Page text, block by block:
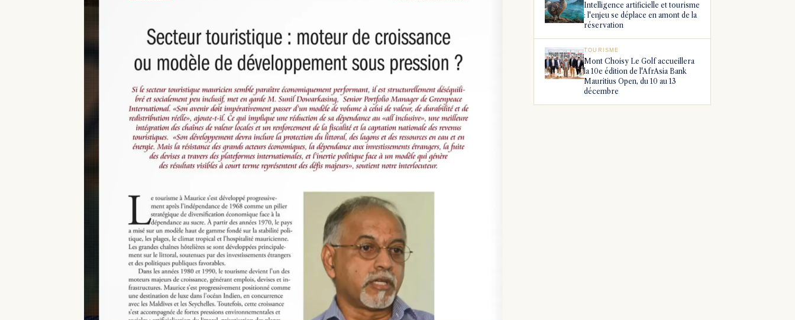
Intelligence artificielle et tourisme
: l'enjeu se déplace en amont de la
réservation
TOURISME
Mont Choisy Le Golf accueillera
la 10e édition de l'AfrAsia Bank
Mauritius Open, du 10 au 13
décembre